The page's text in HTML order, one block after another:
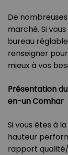
De
marché. Si
bureau
renseigner
mieux à vos
Présentation
en-un Comhar
Si vous êtes à
hauteur
rapport